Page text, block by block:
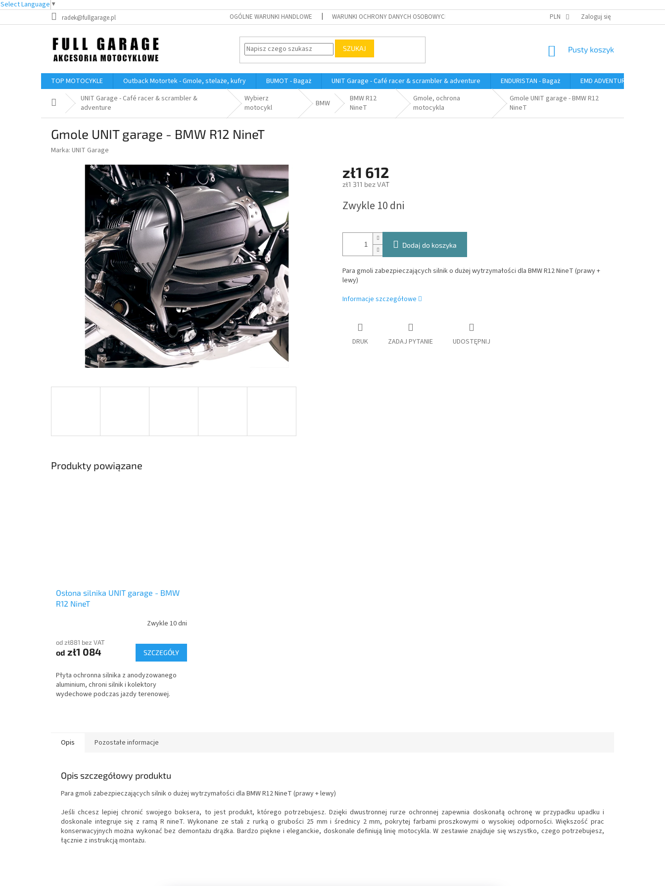
Select Language ▼
do
radek@fullgarage.pl OGÓLNE WARUNKI HANDLOWE WARUNKI OCHRONY DANYCH OSOBOWYCH PLN Zaloguj się
SZUKAJ KOSZYK
Pusty koszyk
TOP MOTOCYKLE Outback Motortek - Gmole, stelaże, kufry BUMOT - Bagaż UNIT Garage - Café racer & scrambler & adventure ENDURISTAN - Bagaż EMD ADVENTURE GEAR -
Home UNIT Garage - Café racer & scrambler &
adventure
Wybierz
motocykl
BMW
BMW R12
NineT
Gmole, ochrona
motocykla
Gmole UNIT garage - BMW R12
NineT
Gmole UNIT garage - BMW R12 NineT
Marka: UNIT Garage
zł1 612
zł1 311 bez VAT
jednostkowa:
Zwykle 10 dni
Dodaj do koszyka
Para gmoli zabezpieczających silnik o dużej wytrzymałości dla BMW R12 NineT (prawy +
lewy)
Informacje szczegółowe
DRUK ZADAJ PYTANIE UDOSTĘPNIJ
Produkty powiązane
Osłona silnika UNIT garage - BMW
R12 NineT
Zwykle 10 dni
od zł881 bez VAT
od zł1 084 SZCZEGÓŁY
Płyta ochronna silnika z anodyzowanego
aluminium, chroni silnik i kolektory
wydechowe podczas jazdy terenowej.
Opis Pozostałe informacje
Opis szczegółowy produktu
Para gmoli zabezpieczających silnik o dużej wytrzymałości dla BMW R12 NineT (prawy + lewy)
Jeśli chcesz lepiej chronić swojego boksera, to jest produkt, którego potrzebujesz. Dzięki dwustronnej rurze ochronnej zapewnia doskonałą ochronę w przypadku upadku i
doskonale integruje się z ramą R nineT. Wykonane ze stali z rurką o grubości 25 mm i średnicy 2 mm, pokrytej farbami proszkowymi o wysokiej odporności. Większość prac
konserwacyjnych można wykonać bez demontażu drążka. Bardzo piękne i eleganckie, doskonale definiują linię motocykla. W zestawie znajduje się wszystko, czego potrzebujesz,
łącznie z instrukcją montażu.